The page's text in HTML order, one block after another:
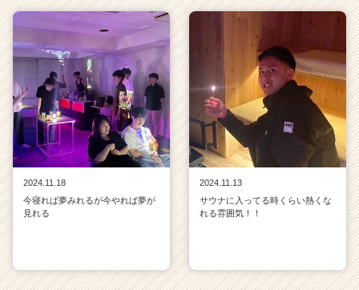
2024.11.18
今寝れば夢みれるが今やれば夢が
見れる
2024.11.13
サウナに入ってる時くらい熱くな
れる雰囲気！！